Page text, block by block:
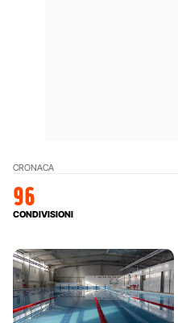
CRONACA
96
CONDIVISIONI